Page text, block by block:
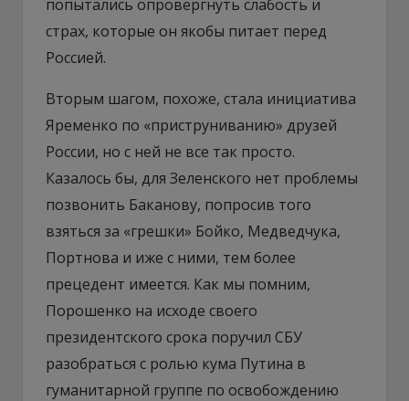
попытались опровергнуть слабость и
страх, которые он якобы питает перед
Россией.
Вторым шагом, похоже, стала инициатива
Яременко по «приструниванию» друзей
России, но с ней не все так просто.
Казалось бы, для Зеленского нет проблемы
позвонить Баканову, попросив того
взяться за «грешки» Бойко, Медведчука,
Портнова и иже с ними, тем более
прецедент имеется. Как мы помним,
Порошенко на исходе своего
президентского срока поручил СБУ
разобраться с ролью кума Путина в
гуманитарной группе по освобождению